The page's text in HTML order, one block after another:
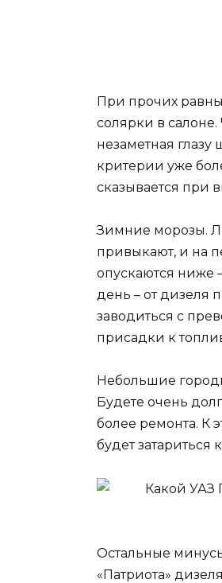
При прочих
солярки в салоне.
незаметная
критерии уже
сказывается при
Зимние морозы.
привыкают, и на
опускаются ниже
день – от дизеля
заводиться с
присадки к
Небольшие
Будете очень
более ремонта. К
будет затариться
Остальные
«Патриота»